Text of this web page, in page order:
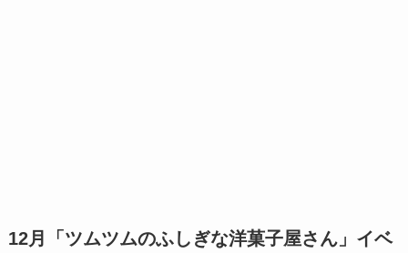
12月「ツムツムのふしぎな洋菓子屋さん」イベ